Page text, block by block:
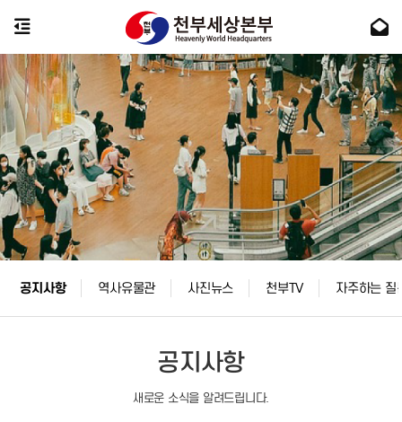
공지사항 역사유물관 사진뉴스 천부TV 자주하는 질
공지사항
새로운 소식을 알려드립니다.